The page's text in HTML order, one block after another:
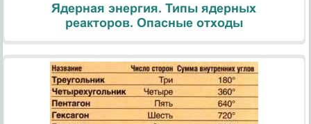
Ядерная энергия. Типы ядерных
реакторов. Опасные отходы